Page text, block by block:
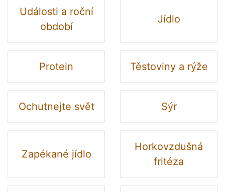
Události a roční
období
Jídlo
Protein Těstoviny a rýže
Ochutnejte svět Sýr
Zapékané jídlo
Horkovzdušná
fritéza